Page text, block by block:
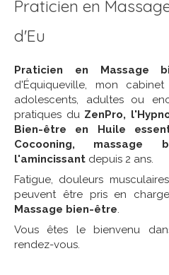
Praticien en
d'Eu
Praticien en Massage
d'Équiqueville, mon
adolescents, adultes ou
pratiques du ZenPro,
Bien-être en Huile
Cocooning, massage
l'amincissant depuis 2 ans.
Fatigue, douleurs
peuvent être pris en
Massage bien-être.
Vous êtes le bienvenu
rendez-vous.